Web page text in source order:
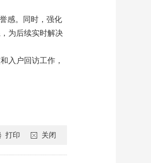
感。同时，强化
为后续实时解决
入户回访工作，
关闭
打印